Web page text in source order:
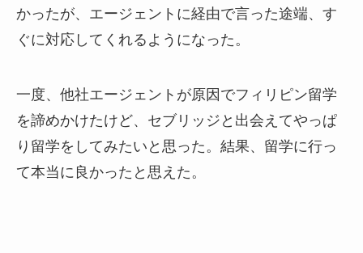
かったが、エージェントに経由で言った途端、す
ぐに対応してくれるようになった。
一度、他社エージェントが原因でフィリピン留学
を諦めかけたけど、セブリッジと出会えてやっぱ
り留学をしてみたいと思った。結果、留学に行っ
て本当に良かったと思えた。